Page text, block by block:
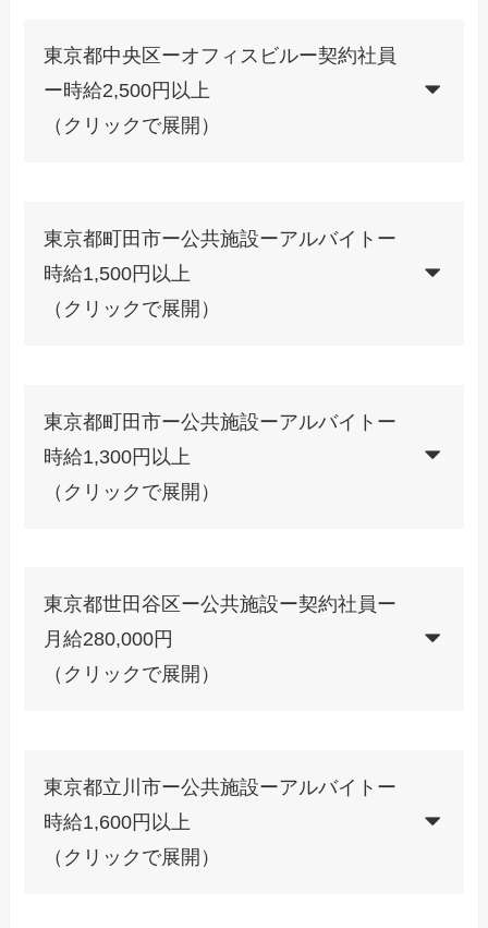
東京都中央区ーオフィスビルー契約社員
ー時給2,500円以上
（クリックで展開）
東京都町田市ー公共施設ーアルバイトー
時給1,500円以上
（クリックで展開）
東京都町田市ー公共施設ーアルバイトー
時給1,300円以上
（クリックで展開）
東京都世田谷区ー公共施設ー契約社員ー
月給280,000円
（クリックで展開）
東京都立川市ー公共施設ーアルバイトー
時給1,600円以上
（クリックで展開）